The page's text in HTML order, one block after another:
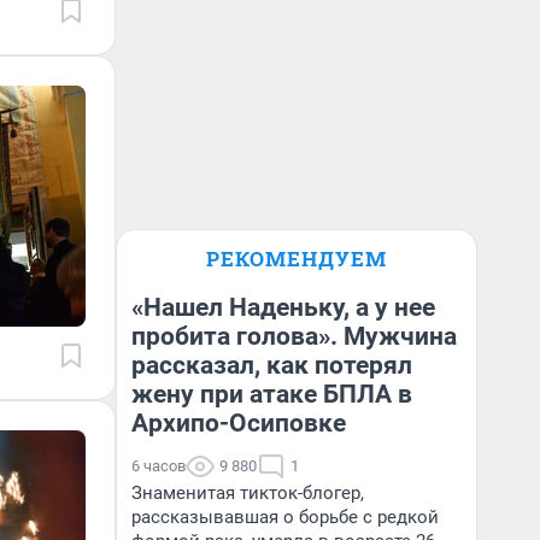
РЕКОМЕНДУЕМ
«Нашел Наденьку, а у нее
пробита голова». Мужчина
рассказал, как потерял
жену при атаке БПЛА в
Архипо-Осиповке
6 часов 9 880 1
Знаменитая тикток-блогер,
рассказывавшая о борьбе с редкой